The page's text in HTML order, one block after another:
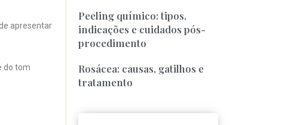
apresentar
do tom
Peeling químico: tipos,
indicações e cuidados pós-
procedimento
Rosácea: causas, gatilhos e
tratamento